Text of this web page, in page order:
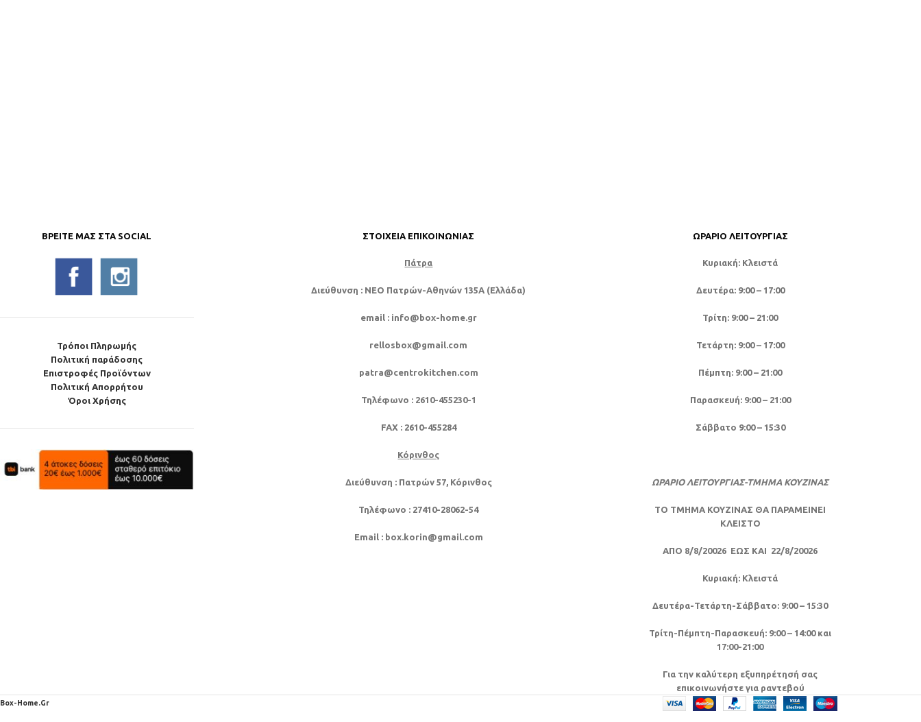
ΒΡΕΊΤΕ ΜΑΣ ΣΤΑ SOCIAL
Τρόποι Πληρωμής
Πολιτική παράδοσης
Επιστροφές Προϊόντων
Πολιτική Απορρήτου
Όροι Χρήσης
ΣΤΟΙΧΕΊΑ ΕΠΙΚΟΙΝΩΝΊΑΣ
Πάτρα
Διεύθυνση : NEO Πατρών-Αθηνών 135Α (Ελλάδα)
email: info@box-home.gr
rellosbox@gmail.com
patra@centrokitchen.com
Τηλέφωνο : 2610-455230-1
FAX: 2610-455284
Κόρινθος
Διεύθυνση : Πατρών 57, Κόρινθος
Τηλέφωνο : 27410-28062-54
Email: box.korin@gmail.com
ΩΡΆΡΙΟ ΛΕΙΤΟΥΡΓΊΑΣ
Κυριακή: Κλειστά
Δευτέρα: 9:00 – 17:00
Τρίτη: 9:00 – 21:00
Τετάρτη: 9:00 – 17:00
Πέμπτη: 9:00 – 21:00
Παρασκευή: 9:00 – 21:00
Σάββατο 9:00 – 15:30
ΩΡΑΡΙΟ ΛΕΙΤΟΥΡΓΙΑΣ-ΤΜΗΜΑ ΚΟΥΖΙΝΑΣ
ΤΟ ΤΜΗΜΑ ΚΟΥΖΙΝΑΣ ΘΑ ΠΑΡΑΜΕΙΝΕΙ
ΚΛΕΙΣΤΟ
ΑΠΟ 8/8/20026 ΕΩΣ ΚΑΙ 22/8/20026
Κυριακή: Κλειστά
Δευτέρα-Τετάρτη-Σάββατο: 9:00 – 15:30
Τρίτη-Πέμπτη-Παρασκευή: 9:00 – 14:00 και
17:00-21:00
Για την καλύτερη εξυπηρέτησή σας
επικοινωνήστε για ραντεβού
Box-Home.Gr